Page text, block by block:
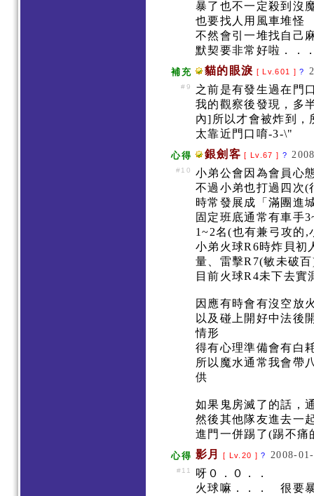
暴了也不一定殺到沒
也要找人用風車堆
不然會引一堆找自己
默契要非常好啦．．
補充 貓的眼淚 [ Lv.601 ]?
#9
之前是有發生過在門
我的觀察後發現，多
內]所以才會被炸到，
太靠近門口唷-3-\"
心得 銀劍客 [ Lv.67 ] ?
#10
小弟公會因為會員心
不過小弟也打過四次
時常發展成「滿團進
固定班底通常有車手
1~2名(也有兼弓攻的
小弟火球R6時炸貝初
量、雷擊R7(敏未破
目前火球R4未下去
因應有時會有沒空放
以及碰上開好中法後
情形
得有心理準備會有白
所以魔水通常我會帶
供
如果鬼房滅了的話，
然後其他隊友進去一
進門一併踢了(踢不痛
心得 影月 [ Lv.20 ]? 2008-
#11
呀０．０．．
火球嘛．．． 很要